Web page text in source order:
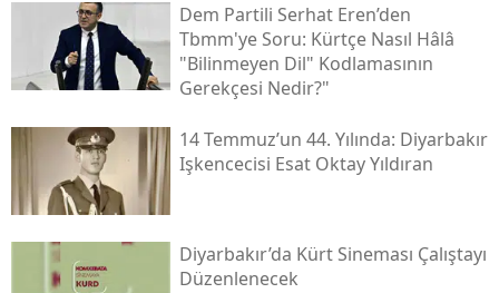
Dem Partili Serhat Eren’den
Tbmm'ye Soru: Kürtçe Nasıl Hâlâ
"bilinmeyen Dil" Kodlamasının
Gerekçesi Nedir?"
14 Temmuz’un 44. Yılında: Diyarbakır
Işkencecisi Esat Oktay Yıldıran
Diyarbakır’da Kürt Sineması Çalıştayı
Düzenlenecek